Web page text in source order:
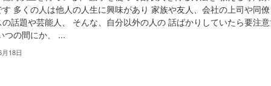
多くの人は他人の人生に興味があり 家族や友人、会社の上司や同
話題や芸能人、 そんな、自分以外の人の 話ばかりしていたら要注
つの間にか、 ...
18日